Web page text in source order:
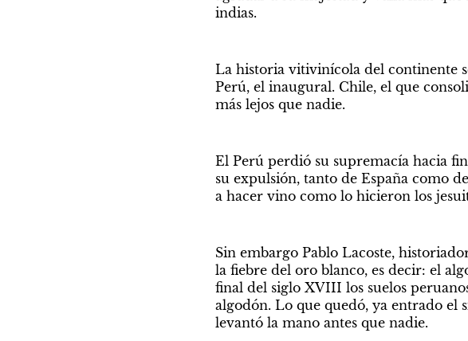
indias.
La historia vitivinícola del continente
Perú, el inaugural. Chile, el que
más lejos que nadie.
El Perú perdió su supremacía hacia
su expulsión, tanto de España como
a hacer vino como lo hicieron los
Sin embargo Pablo Lacoste,
la fiebre del oro blanco, es decir: el
final del siglo XVIII los suelos
algodón. Lo que quedó, ya entrado el
levantó la mano antes que nadie.